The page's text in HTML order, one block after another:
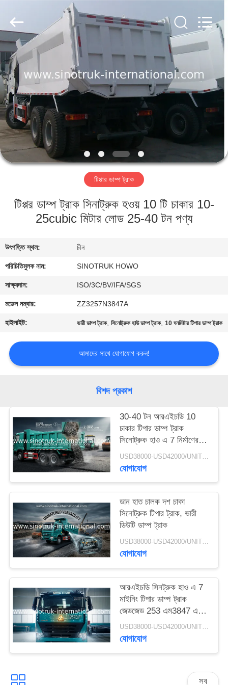
বাড়ি
পণ্য
আমাদের
সম্বন্ধে
কারখানা
আমাদের
সাথে
যোগাযোগ
উদ্ধৃতি
অনুরোধ
সাইট
ম্যাপ
গোপনীয়তা
নীতি
LTD..
Rights
Reserved.
টিপ্পার ডাম্প ট্রাক
টিপ্পর ডাম্প ট্রাক সিনাট্রুক হওয় 10 টি চাকার 10-
25cubic মিটার লোড 25-40 টন পণ্য
উৎপত্তি স্থল: চীন
পরিচিতিমুলক নাম: SINOTRUK HOWO
সাক্ষ্যদান: ISO/3C/BV/IFA/SGS
মডেল নম্বার: ZZ3257N3847A
হাইলাইট: ভারী ডাম্প ট্রাক,সিনোট্রুক হাউ ডাম্প ট্রাক,10 ঘনমিটার টিপার ডাম্প ট্রাক
আমাদের সাথে যোগাযোগ করুন!
বিশদ প্রকাশ
30-40 টন আরএইচডি 10
চাকার টিপার ডাম্প ট্রাক
সিনোট্রুক হাও এ 7 নির্মাণের
জন্য
USD38000-USD42000/UNIT)negotiation MOQ:1 ইউনিট
যোগাযোগ
ডান হাত চালক দশ চাকা
সিনোট্রুক টিপার ট্রাক, ভারী
ডিউটি ​​ডাম্প ট্রাক
USD38000-USD42000/UNIT)negotiation MOQ:1 ইউনিট
যোগাযোগ
আরএইচডি সিনট্রুক হাও এ 7
মাইনিং টিপার ডাম্প ট্রাক
জেডজেড 253 এম3847 এন 1
এ 7- পি কেবিন দীর্ঘ জীবন
USD38000-USD42000/UNIT)negotiation MOQ:1 ইউনিট
যোগাযোগ
সব